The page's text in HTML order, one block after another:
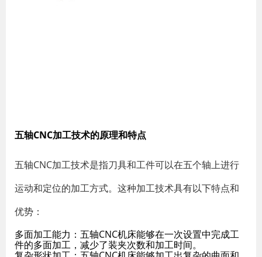
五轴CNC加工技术的原理和特点
五轴CNC加工技术是指刀具和工件可以在五个轴上进行
运动和定位的加工方式。这种加工技术具有以下特点和
优势：
多面加工能力 ：五轴CNC机床能够在一次设置中完成工
件的多面加工，减少了装夹次数和加工时间。